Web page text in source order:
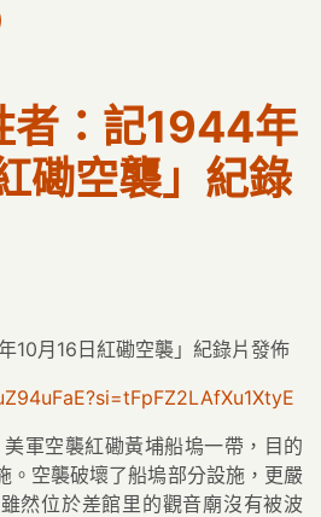
者：記1944年
磡空襲」紀錄
10月16日紅磡空襲」紀錄片發佈
軍空襲紅磡黃埔船塢一帶，目的
。空襲破壞了船塢部分設施，更嚴
然位於差館里的觀音廟沒有被波